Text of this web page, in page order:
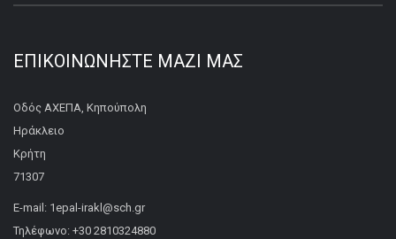
ΕΠΙΚΟΙΝΩΝΉΣΤΕ ΜΑΖΊ ΜΑΣ
Οδός ΑΧΕΠΑ, Κηπούπολη
Ηράκλειο
Κρήτη
71307
E-mail: 1epal-irakl@sch.gr
Τηλέφωνο: +30 2810324880